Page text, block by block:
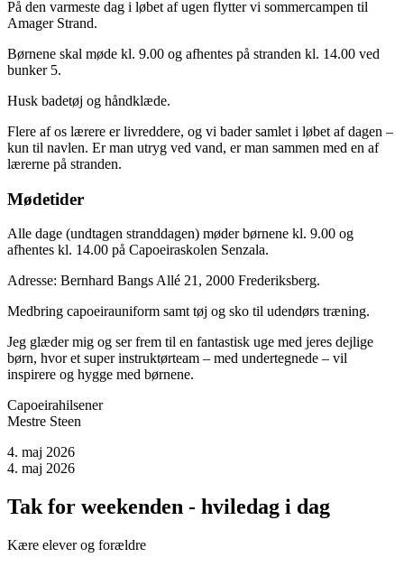
På den varmeste dag i løbet af ugen flytter vi sommercampen til
Amager Strand.
Børnene skal møde kl. 9.00 og afhentes på stranden kl. 14.00 ved
bunker 5.
Husk badetøj og håndklæde.
Flere af os lærere er livreddere, og vi bader samlet i løbet af dagen –
kun til navlen. Er man utryg ved vand, er man sammen med en af
lærerne på stranden.
Mødetider
Alle dage (undtagen stranddagen) møder børnene kl. 9.00 og
afhentes kl. 14.00 på Capoeiraskolen Senzala.
Adresse: Bernhard Bangs Allé 21, 2000 Frederiksberg.
Medbring capoeirauniform samt tøj og sko til udendørs træning.
Jeg glæder mig og ser frem til en fantastisk uge med jeres dejlige
børn, hvor et super instruktørteam – med undertegnede – vil
inspirere og hygge med børnene.
Capoeirahilsener
Mestre Steen
4. maj 2026
4. maj 2026
Tak for weekenden - hviledag i dag
Kære elever og forældre